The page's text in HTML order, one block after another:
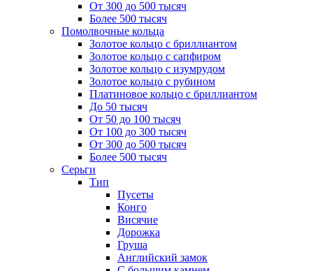
От 300 до 500 тысяч
Более 500 тысяч
Помолвочные кольца
Золотое кольцо с бриллиантом
Золотое кольцо с сапфиром
Золотое кольцо с изумрудом
Золотое кольцо с рубином
Платиновое кольцо с бриллиантом
До 50 тысяч
От 50 до 100 тысяч
От 100 до 300 тысяч
От 300 до 500 тысяч
Более 500 тысяч
Серьги
Тип
Пусеты
Конго
Висячие
Дорожка
Груша
Английский замок